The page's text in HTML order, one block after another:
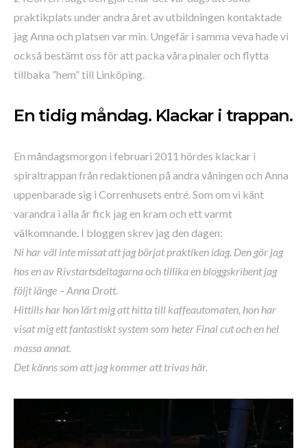
praktikplats under andra året av utbildningen kontaktade
jag Anna och platsen var min. Ungefär i samma veva hade vi
också bestämt oss för att packa våra pinaler och flytta
tillbaka ”hem” till Linköping.
En tidig måndag. Klackar i trappan.
En måndagsmorgon i februari 2011 hördes klackar i
spiraltrappan från redaktionen på andra våningen och Anna
uppenbarade sig i Correnhusets entré. Som om vi känt
varandra i alla år fick jag en kram och ett varmt
välkomnande. I bloggen skrev jag den dagen:
Ni har väl inte missat att jag börjat praktiken idag. Den gör jag
hos en av Rivstartsdeltagarna och tillika en bloggskribent jag
följt länge – Anna Drott.
Hittills har hon lärt mig att hitta till kaffeautomaten, hon har
visat mig ett fantastiskt system som heter Final cut och en hel
massa annat.
Det känns som att jag kommer att trivas här.